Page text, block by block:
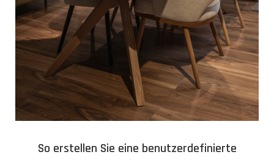
So erstellen Sie eine benutzerdefinierte